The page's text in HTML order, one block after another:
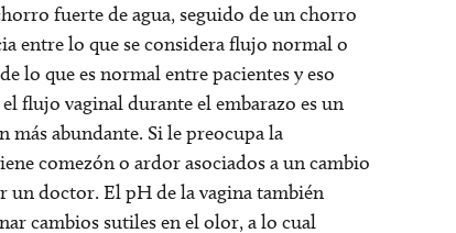
fuerte de agua, seguido de un chorro
entre lo que se considera flujo normal o
lo que es normal entre pacientes y eso
flujo vaginal durante el embarazo es un
más abundante. Si le preocupa la
comezón o ardor asociados a un cambio
un doctor. El pH de la vagina también
cambios sutiles en el olor, a lo cual